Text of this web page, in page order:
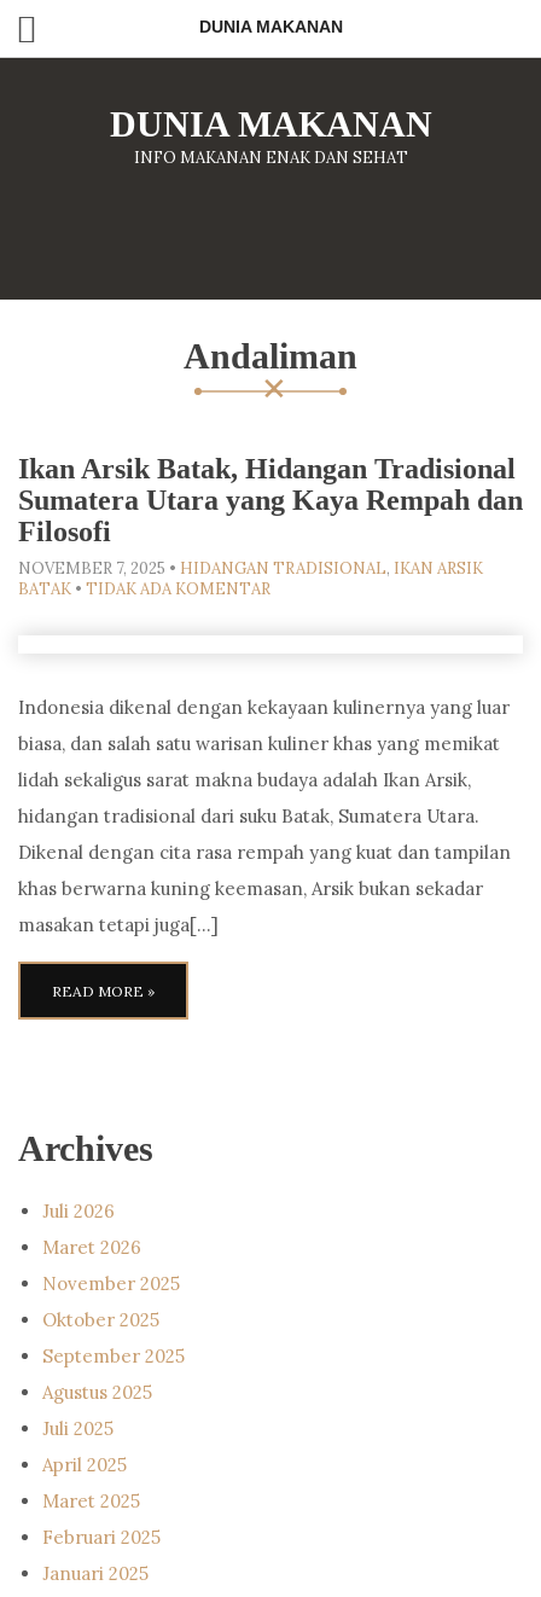
DUNIA MAKANAN
DUNIA MAKANAN
INFO MAKANAN ENAK DAN SEHAT
Andaliman
Ikan Arsik Batak, Hidangan Tradisional
Sumatera Utara yang Kaya Rempah dan
Filosofi
NOVEMBER 7, 2025 • HIDANGAN TRADISIONAL, IKAN ARSIK
BATAK • TIDAK ADA KOMENTAR
Indonesia dikenal dengan kekayaan kulinernya yang luar
biasa, dan salah satu warisan kuliner khas yang memikat
lidah sekaligus sarat makna budaya adalah Ikan Arsik,
hidangan tradisional dari suku Batak, Sumatera Utara.
Dikenal dengan cita rasa rempah yang kuat dan tampilan
khas berwarna kuning keemasan, Arsik bukan sekadar
masakan tetapi juga[…]
READ MORE »
Archives
Juli 2026
Maret 2026
November 2025
Oktober 2025
September 2025
Agustus 2025
Juli 2025
April 2025
Maret 2025
Februari 2025
Januari 2025